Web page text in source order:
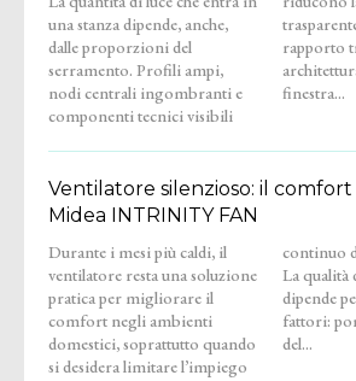
una stanza dipende, anche,
dalle proporzioni del
serramento. Profili ampi,
nodi centrali ingombranti e
componenti tecnici visibili
trasparente e appesantiscono il
rapporto tra finestra e
architettura. La nuova
finestra...
Ventilatore silenzioso: il comfort
Midea INTRINITY FAN
Durante i mesi più caldi, il
ventilatore resta una soluzione
pratica per migliorare il
comfort negli ambienti
domestici, soprattutto quando
si desidera limitare l’impiego
continuo del climatizzatore.
La qualità della ventilazione
dipende però da diversi
fattori: portata, regolarità
del...